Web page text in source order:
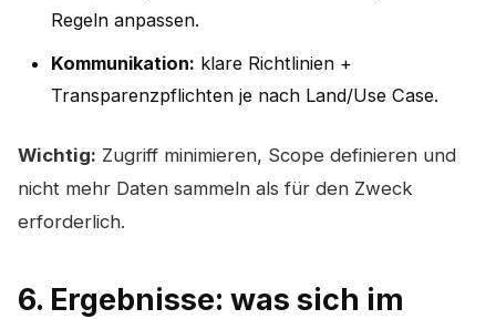
Regeln anpassen.
Kommunikation: klare Richtlinien +
Transparenzpflichten je nach Land/Use Case.
Wichtig: Zugriff minimieren, Scope definieren und
nicht mehr Daten sammeln als für den Zweck
erforderlich.
6. Ergebnisse: was sich im